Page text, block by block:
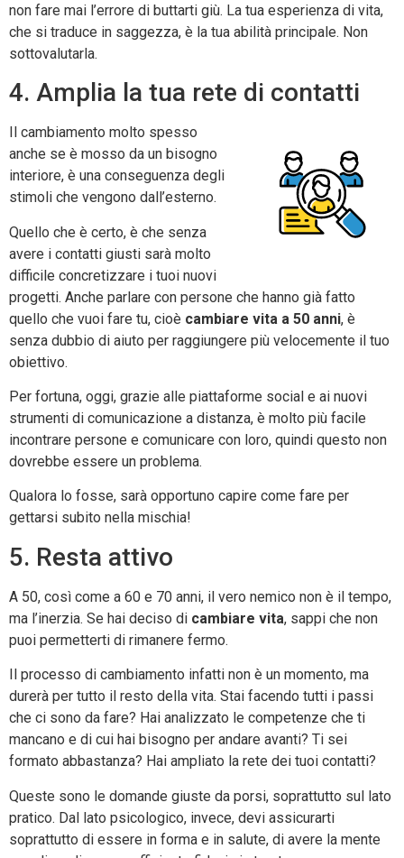
non fare mai l’errore di buttarti giù. La tua esperienza di vita,
che si traduce in saggezza, è la tua abilità principale. Non
sottovalutarla.
4. Amplia la tua rete di contatti
Il cambiamento molto spesso
anche se è mosso da un bisogno
interiore, è una conseguenza degli
stimoli che vengono dall’esterno.
Quello che è certo, è che senza
avere i contatti giusti sarà molto
difficile concretizzare i tuoi nuovi
progetti. Anche parlare con persone che hanno già fatto
quello che vuoi fare tu, cioè cambiare vita a 50 anni, è
senza dubbio di aiuto per raggiungere più velocemente il tuo
obiettivo.
Per fortuna, oggi, grazie alle piattaforme social e ai nuovi
strumenti di comunicazione a distanza, è molto più facile
incontrare persone e comunicare con loro, quindi questo non
dovrebbe essere un problema.
Qualora lo fosse, sarà opportuno capire come fare per
gettarsi subito nella mischia!
5. Resta attivo
A 50, così come a 60 e 70 anni, il vero nemico non è il tempo,
ma l’inerzia. Se hai deciso di cambiare vita, sappi che non
puoi permetterti di rimanere fermo.
Il processo di cambiamento infatti non è un momento, ma
durerà per tutto il resto della vita. Stai facendo tutti i passi
che ci sono da fare? Hai analizzato le competenze che ti
mancano e di cui hai bisogno per andare avanti? Ti sei
formato abbastanza? Hai ampliato la rete dei tuoi contatti?
Queste sono le domande giuste da porsi, soprattutto sul lato
pratico. Dal lato psicologico, invece, devi assicurarti
soprattutto di essere in forma e in salute, di avere la mente